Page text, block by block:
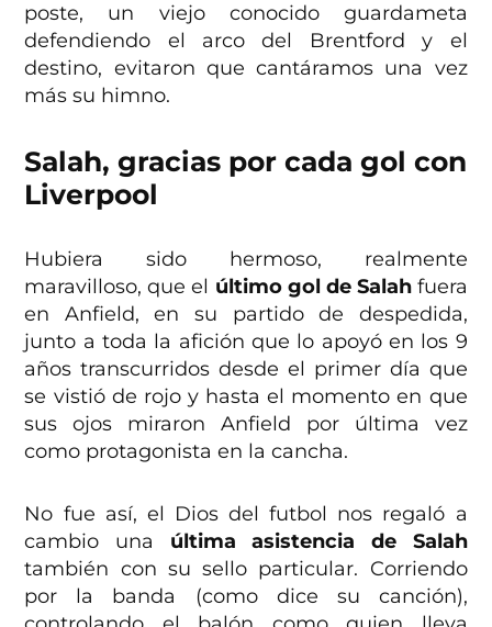
poste, un viejo conocido guardameta
defendiendo el arco del Brentford y el
destino, evitaron que cantáramos una vez
más su himno.
Salah, gracias por cada gol con
Liverpool
Hubiera sido hermoso, realmente
maravilloso, que el último gol de Salahfuera
en Anfield, en su partido de despedida,
junto a toda la afición que lo apoyó en los 9
años transcurridos desde el primer día que
se vistió de rojo y hasta el momento en que
sus ojos miraron Anfield por última vez
como protagonista en la cancha.
No fue así, el Dios del futbol nos regaló a
cambio una última asistencia de Salah
también con su sello particular. Corriendo
por la banda (como dice su canción),